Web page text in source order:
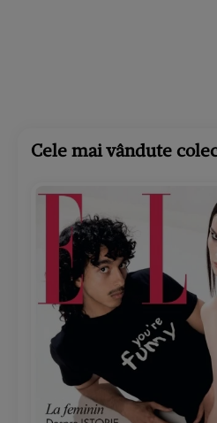
Cele mai vândute